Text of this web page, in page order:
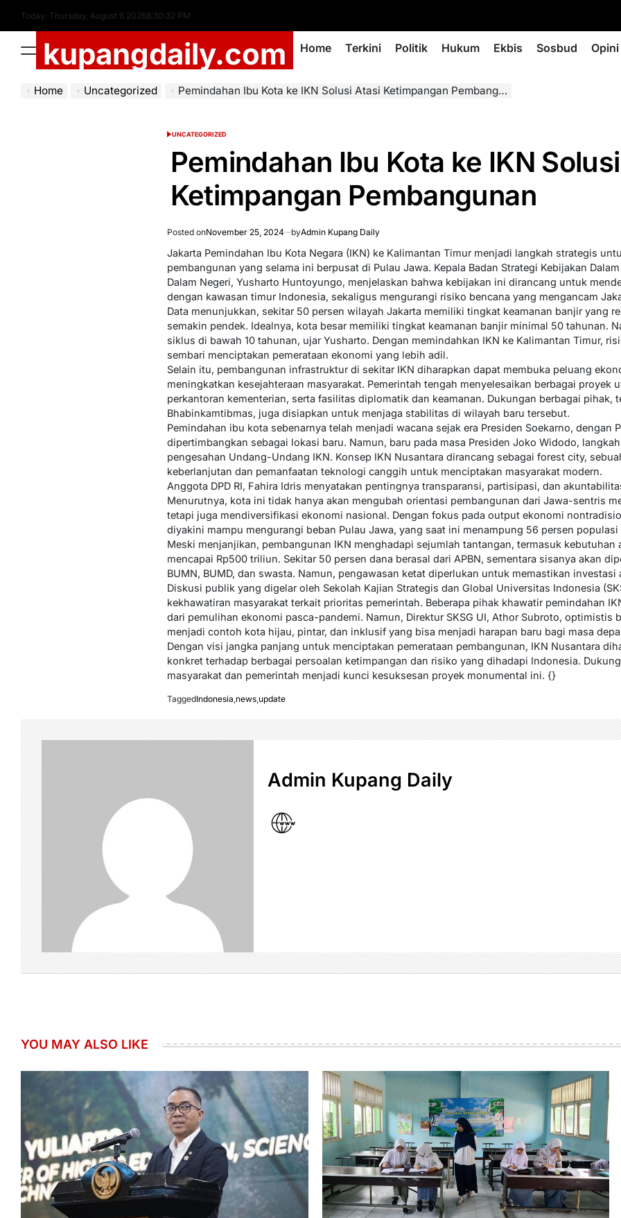
content
Today: Thursday, August 6 20268:30:33 PM
Menukupangdaily.com Home Terkini Politik Hukum Ekbis Sosbud Opini
Home Uncategorized Pemindahan Ibu Kota ke IKN Solusi Atasi Ketimpangan Pembangunan
POSTED
UNCATEGORIZED
Pemindahan Ibu Kota ke IKN
Ketimpangan Pembangunan
Posted onNovember 25, 2024 byAdmin Kupang Daily
Jakarta Pemindahan Ibu Kota Negara (IKN) ke Kalimantan Timur menjadi langkah strategis
pembangunan yang selama ini berpusat di Pulau Jawa. Kepala Badan Strategi Kebijakan
Dalam Negeri, Yusharto Huntoyungo, menjelaskan bahwa kebijakan ini dirancang untuk
dengan kawasan timur Indonesia, sekaligus mengurangi risiko bencana yang mengancam
Data menunjukkan, sekitar 50 persen wilayah Jakarta memiliki tingkat keamanan banjir yang
semakin pendek. Idealnya, kota besar memiliki tingkat keamanan banjir minimal 50 tahunan.
siklus di bawah 10 tahunan, ujar Yusharto. Dengan memindahkan IKN ke Kalimantan Timur,
sembari menciptakan pemerataan ekonomi yang lebih adil.
Selain itu, pembangunan infrastruktur di sekitar IKN diharapkan dapat membuka peluang
meningkatkan kesejahteraan masyarakat. Pemerintah tengah menyelesaikan berbagai proyek
perkantoran kementerian, serta fasilitas diplomatik dan keamanan. Dukungan berbagai pihak,
Bhabinkamtibmas, juga disiapkan untuk menjaga stabilitas di wilayah baru tersebut.
Pemindahan ibu kota sebenarnya telah menjadi wacana sejak era Presiden Soekarno, dengan
dipertimbangkan sebagai lokasi baru. Namun, baru pada masa Presiden Joko Widodo,
pengesahan Undang-Undang IKN. Konsep IKN Nusantara dirancang sebagai forest city,
keberlanjutan dan pemanfaatan teknologi canggih untuk menciptakan masyarakat modern.
Anggota DPD RI, Fahira Idris menyatakan pentingnya transparansi, partisipasi, dan
Menurutnya, kota ini tidak hanya akan mengubah orientasi pembangunan dari Jawa-sentris
tetapi juga mendiversifikasi ekonomi nasional. Dengan fokus pada output ekonomi
diyakini mampu mengurangi beban Pulau Jawa, yang saat ini menampung 56 persen populasi
Meski menjanjikan, pembangunan IKN menghadapi sejumlah tantangan, termasuk kebutuhan
mencapai Rp500 triliun. Sekitar 50 persen dana berasal dari APBN, sementara sisanya akan
BUMN, BUMD, dan swasta. Namun, pengawasan ketat diperlukan untuk memastikan
Diskusi publik yang digelar oleh Sekolah Kajian Strategis dan Global Universitas Indonesia
kekhawatiran masyarakat terkait prioritas pemerintah. Beberapa pihak khawatir pemindahan
dari pemulihan ekonomi pasca-pandemi. Namun, Direktur SKSG UI, Athor Subroto, optimistis
menjadi contoh kota hijau, pintar, dan inklusif yang bisa menjadi harapan baru bagi masa
Dengan visi jangka panjang untuk menciptakan pemerataan pembangunan, IKN Nusantara
konkret terhadap berbagai persoalan ketimpangan dan risiko yang dihadapi Indonesia.
masyarakat dan pemerintah menjadi kunci kesuksesan proyek monumental ini. {}
TaggedIndonesia,news,update
Admin Kupang Daily
YOU MAY ALSO LIKE